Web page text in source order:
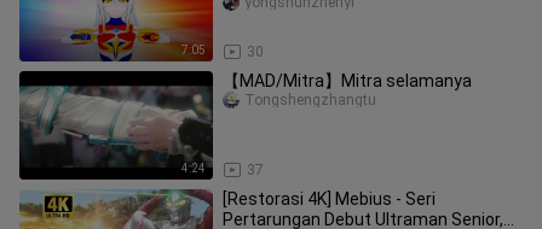
7:05 30
4:24
【MAD/Mitra】Mitra selamanya
37
Tongshengzhangtu
[Restorasi 4K] Mebius - Seri
Pertarungan Debut Ultraman Senior,